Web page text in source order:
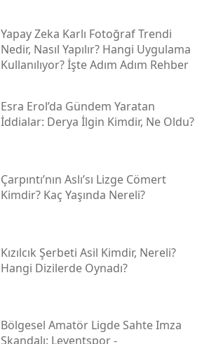
Yapay Zeka Karlı Fotoğraf Trendi
Nedir, Nasıl Yapılır? Hangi Uygulama
Kullanılıyor? İşte Adım Adım Rehber
Esra Erol’da Gündem Yaratan
İddialar: Derya İlgin Kimdir, Ne Oldu?
Çarpıntı’nın Aslı’sı Lizge Cömert
Kimdir? Kaç Yaşında Nereli?
Kızılcık Şerbeti Asil Kimdir, Nereli?
Hangi Dizilerde Oynadı?
Bölgesel Amatör Ligde Sahte Imza
Skandalı: Leventspor -